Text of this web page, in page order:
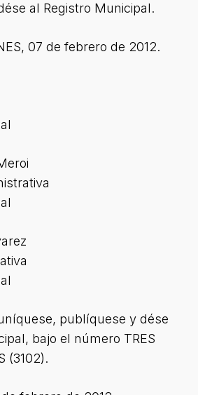
al Registro Municipal.
07 de febrero de 2012.
publíquese y dése
bajo el número TRES
(3102).